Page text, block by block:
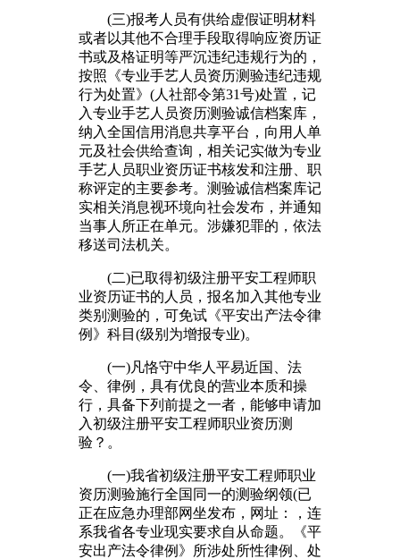
(三)报考人员有供给虚假证明材料
或者以其他不合理手段取得响应资历证
书或及格证明等严沉违纪违规行为的，
按照《专业手艺人员资历测验违纪违规
行为处置》(人社部令第31号)处置，记
入专业手艺人员资历测验诚信档案库，
纳入全国信用消息共享平台，向用人单
元及社会供给查询，相关记实做为专业
手艺人员职业资历证书核发和注册、职
称评定的主要参考。测验诚信档案库记
实相关消息视环境向社会发布，并通知
当事人所正在单元。涉嫌犯罪的，依法
移送司法机关。
(二)已取得初级注册平安工程师职
业资历证书的人员，报名加入其他专业
类别测验的，可免试《平安出产法令律
例》科目(级别为增报专业)。
(一)凡恪守中华人平易近国、法
令、律例，具有优良的营业本质和操
行，具备下列前提之一者，能够申请加
入初级注册平安工程师职业资历测
验？。
(一)我省初级注册平安工程师职业
资历测验施行全国同一的测验纲领(已
正在应急办理部网坐发布，网址：，连
系我省各专业现实要求自从命题。《平
安出产法令律例》所涉处所性律例、处